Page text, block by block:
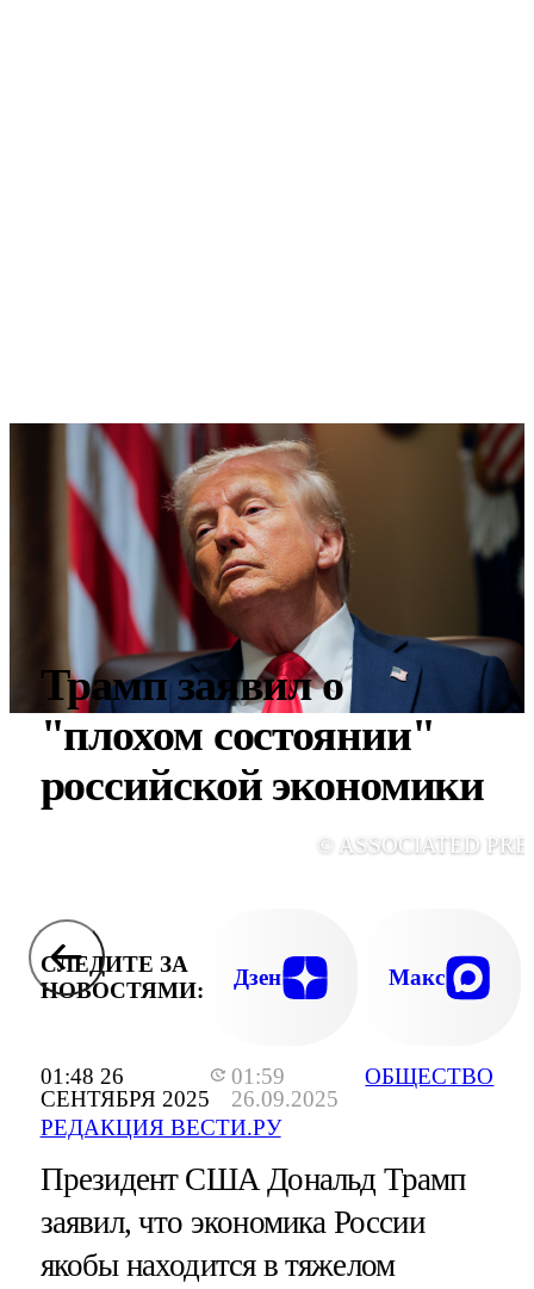
01:48 26
СЕНТЯБРЯ 2025
01:59
26.09.2025
РЕДАКЦИЯ ВЕСТИ.РУ
ОБЩЕСТВО
Трамп заявил о
"плохом состоянии"
российской экономики
© ASSOCIATED
СЛЕДИТЕ ЗА
НОВОСТЯМИ:
Дзен Макс
Президент США Дональд Трамп
заявил, что экономика России
якобы находится в тяжелом